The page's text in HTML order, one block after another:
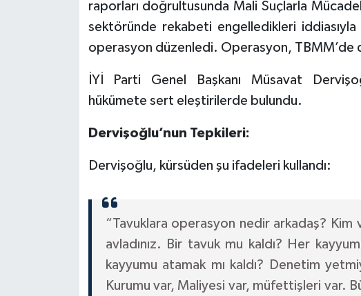
raporları doğrultusunda Mali Suçlarla
sektöründe rekabeti engelledikleri
operasyon düzenledi. Operasyon, TBMM’de
İYİ Parti Genel Başkanı Müsavat
hükümete sert eleştirilerde bulundu.
Dervişoğlu’nun Tepkileri:
Dervişoğlu, kürsüden şu ifadeleri kullandı:
“Tavuklara operasyon nedir arkadaş? Kim
avladınız. Bir tavuk mu kaldı? Her
kayyumu atamak mı kaldı? Denetim
Kurumu var, Maliyesi var, müfettişleri var.
VİDEO HABER